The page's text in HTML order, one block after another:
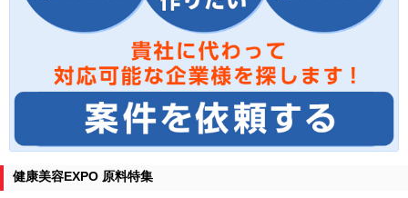
健康美容EXPO 原料特集